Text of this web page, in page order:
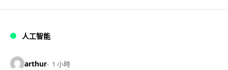
人工智能
arthur 1 小時